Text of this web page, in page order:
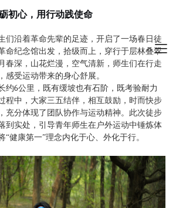
初心，用行动践使命
们沿着革命先辈的足迹，开启了一场春日徒
命纪念馆出发，拾级而上，穿行于层林叠翠
春深，山花烂漫，空气清新，师生们在行走
感受运动带来的身心舒展。
约6公里，既有缓坡也有石阶，既考验耐力
程中，大家三五结伴，相互鼓励，时而快步
充分体现了团队协作与运动精神。此次徒步
到实处，引导青年师生在户外运动中锤炼体
“健康第一”理念内化于心、外化于行。